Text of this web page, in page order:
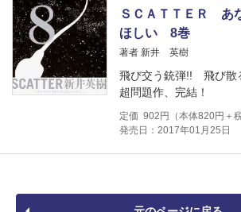
ＳＣＡＴＴＥＲ あ
ほしい 8巻
著者 新井 英樹
飛び交う銃弾!! 飛び
超問題作、完結！
定価 902 円（本体820円＋
発売日：2017年01月25日